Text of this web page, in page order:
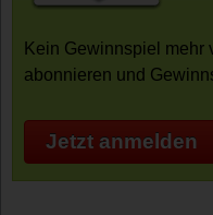
Kein Gewinnspiel mehr
abonnieren und
Jetzt anmelden